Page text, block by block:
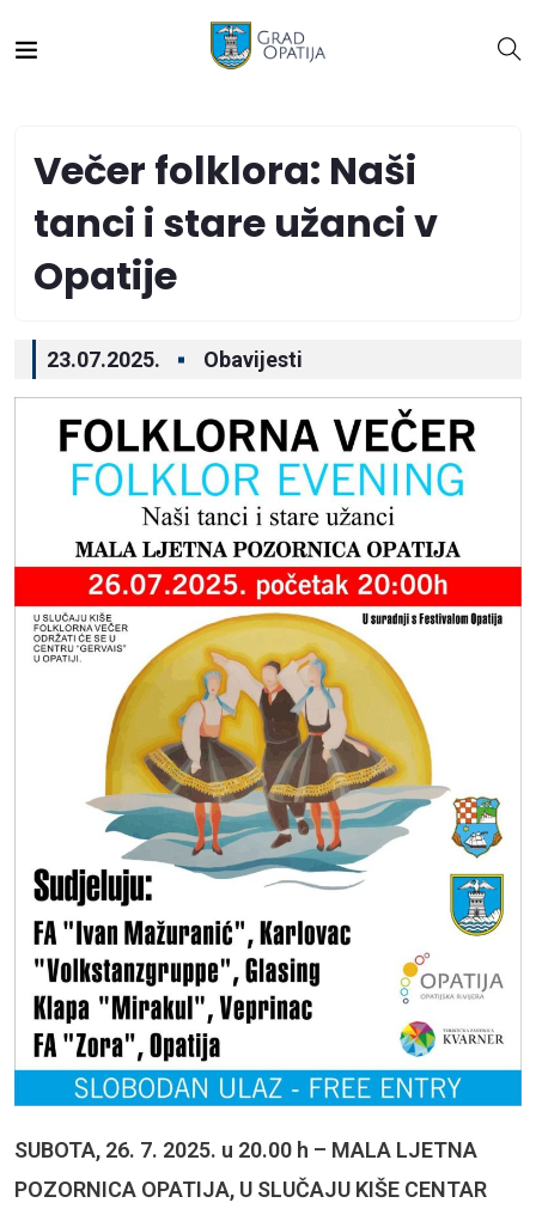
Večer folklora: Naši
tanci i stare užanci v
Opatije
23.07.2025. Obavijesti
SUBOTA, 26. 7. 2025. u 20.00 h – MALA LJETNA
POZORNICA OPATIJA, U SLUČAJU KIŠE CENTAR